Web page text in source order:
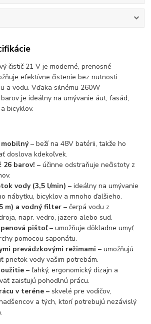
čistič 21V je moderné, prenosné
efektívne čistenie bez nutnosti
a vodu. Vďaka silnému 260W
je ideálny na umývanie áut, fasád,
bicyklov.
– beží na 48V batérii, takže ho
doslova kdekoľvek.
26 barov! – účinne odstraňuje nečistoty z
vody (3,5 l/min) – ideálny na umývanie
nábytku, bicyklov a mnoho ďalšieho.
m) a vodný filter – čerpá vodu z
napr. vedro, jazero alebo sud.
pištoľ – umožňuje dôkladne umyť
pomocou saponátu.
prevádzkovými režimami – umožňujú
prietok vody vašim potrebám.
– ľahký, ergonomický dizajn a
zaisťujú pohodlnú prácu.
v teréne – skvelé pre vodičov,
a tých, ktorí potrebujú nezávislý